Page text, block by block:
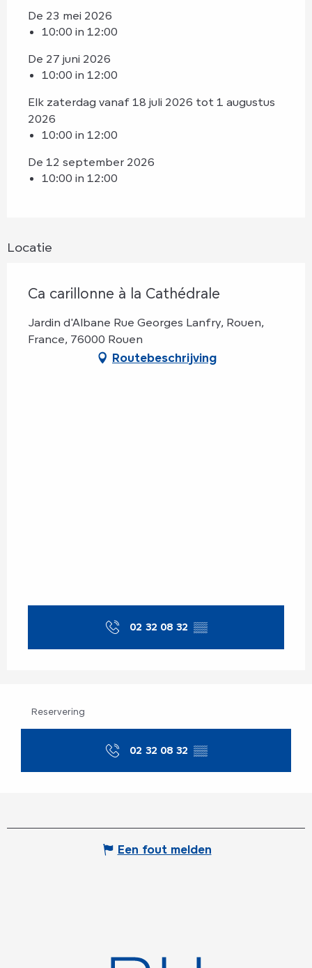
De 23 mei 2026
10:00 in 12:00
De 27 juni 2026
10:00 in 12:00
Elk zaterdag vanaf 18 juli 2026 tot 1 augustus
2026
10:00 in 12:00
De 12 september 2026
10:00 in 12:00
Locatie
Ca carillonne à la Cathédrale
Jardin d'Albane Rue Georges Lanfry, Rouen,
France, 76000 Rouen
Routebeschrijving
02 32 08 32 ▒▒
Reservering
02 32 08 32 ▒▒
Een fout melden